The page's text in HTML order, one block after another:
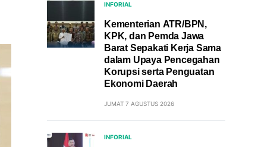
INFORIAL
Kementerian ATR/BPN,
KPK, dan Pemda Jawa
Barat Sepakati Kerja Sama
dalam Upaya Pencegahan
Korupsi serta Penguatan
Ekonomi Daerah
JUMAT 7 AGUSTUS 2026
INFORIAL